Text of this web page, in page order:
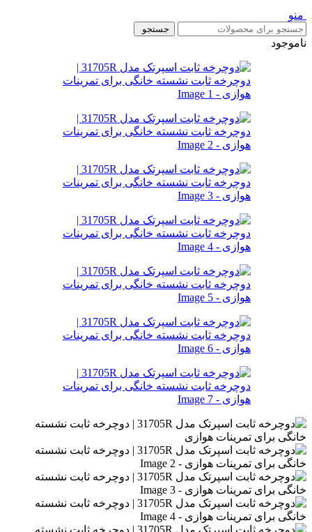
منو
جستجو
ناموجود